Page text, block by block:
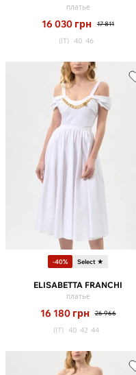
платье
16 030 грн 17 811
(IT) 40 46
-40% Select ★
ELISABETTA FRANCHI
платье
16 180 грн 26 966
(IT) 40 42 44